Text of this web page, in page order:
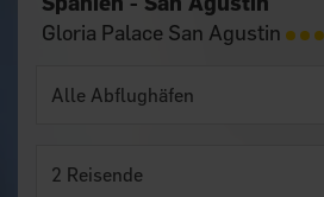
Gloria Palace San Agustin
2 Reisende